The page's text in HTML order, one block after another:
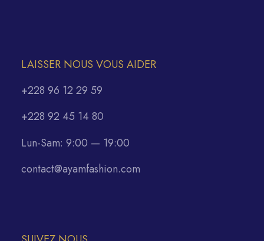
LAISSER NOUS VOUS AIDER
+228 96 12 29 59
+228 92 45 14 80
Lun-Sam: 9:00 — 19:00
contact@ayamfashion.com